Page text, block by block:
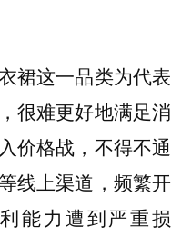
裙这一品类为代表
很难更好地满足消
价格战，不得不通
线上渠道，频繁开
能力遭到严重损